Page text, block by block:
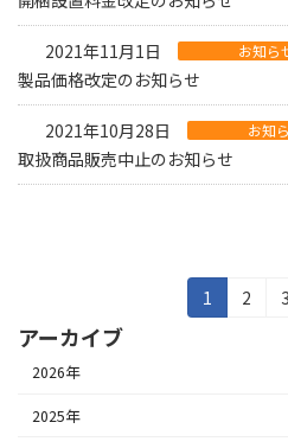
2021年11月1日 お知ら
製品価格改定のお知らせ
2021年10月28日 お知
取扱商品販売中止のお知らせ
稿
の
ペ
固
定
1
固
2
固
3
アーカイブ
2026年
2025年